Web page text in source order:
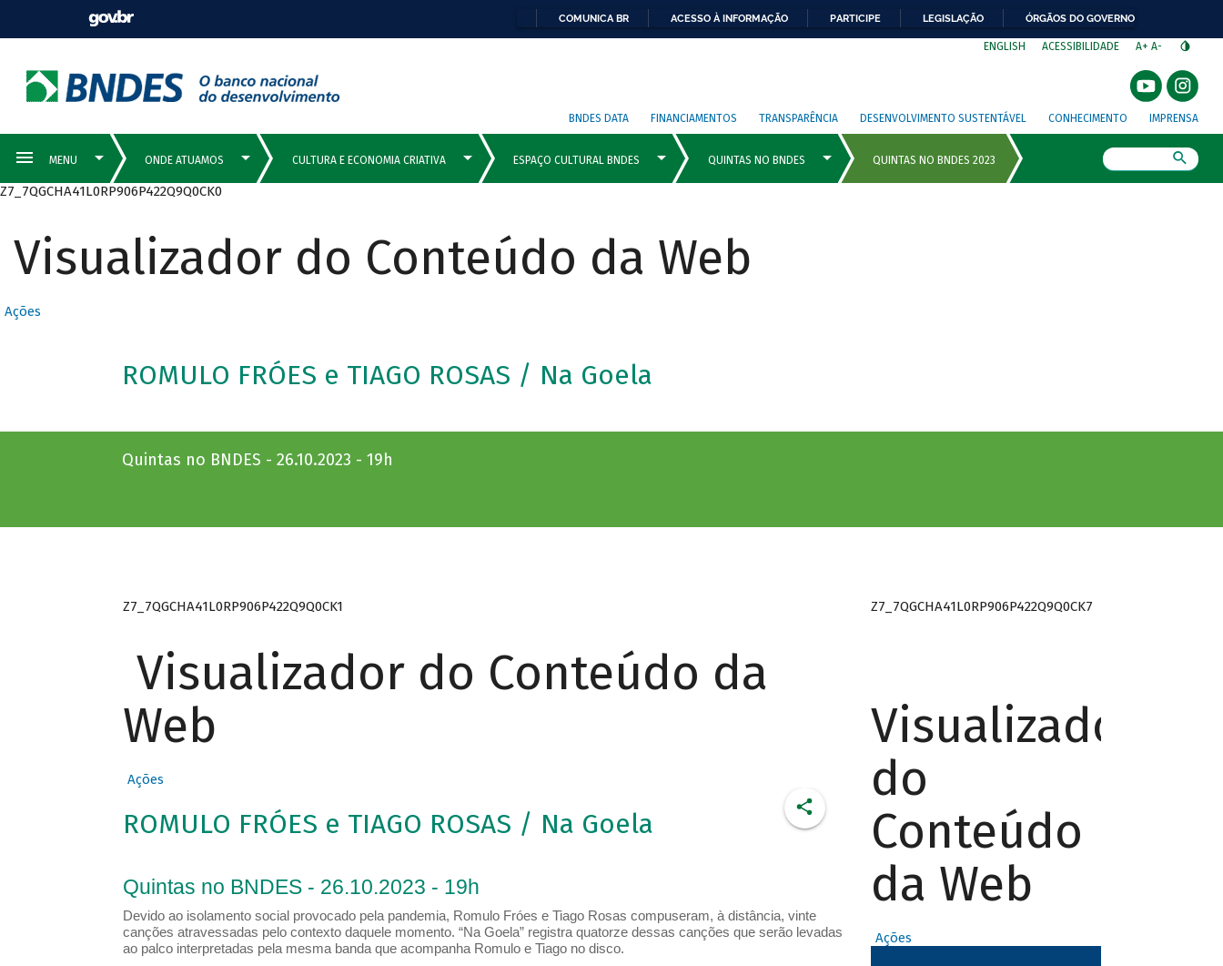
COMUNICA BR ACESSO À INFORMAÇÃO PARTICIPE LEGISLAÇÃO ÓRGÃOS DO GOVERNO
ENGLISH ACESSIBILIDADE A+ A-
BNDES DATA FINANCIAMENTOS TRANSPARÊNCIA DESENVOLVIMENTO SUSTENTÁVEL CONHECIMENTO IMPRENSA
Z7_7QGCHA41L0RP906P422Q9Q0CK0
Visualizador do Conteúdo da Web
Ações
ROMULO FRÓES e TIAGO ROSAS / Na Goela
Quintas no BNDES - 26.10.2023 - 19h
Z7_7QGCHA41L0RP906P422Q9Q0CK1
Visualizador do Conteúdo da
Web
Ações
ROMULO FRÓES e TIAGO ROSAS / Na Goela
Quintas no BNDES - 26.10.2023 - 19h
Devido ao isolamento social provocado pela pandemia, Romulo Fróes e Tiago Rosas compuseram, à distância, vinte
canções atravessadas pelo contexto daquele momento. “Na Goela” registra quatorze dessas canções que serão levadas
ao palco interpretadas pela mesma banda que acompanha Romulo e Tiago no disco.
Z7_7QGCHA41L0RP906P422Q9Q0CK7
Visualizador
do
Conteúdo
da Web
Ações